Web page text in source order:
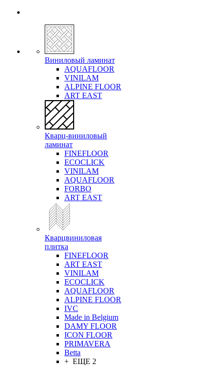
Виниловый ламинат
AQUAFLOOR
VINILAM
ALPINE FLOOR
ART EAST
Кварц-виниловый
ламинат
FINEFLOOR
ECOCLICK
VINILAM
AQUAFLOOR
FORBO
ART EAST
Кварцвиниловая
плитка
FINEFLOOR
ART EAST
VINILAM
ECOCLICK
AQUAFLOOR
ALPINE FLOOR
IVC
Made in Belgium
DAMY FLOOR
ICON FLOOR
PRIMAVERA
Betta
+ ЕЩЕ 2